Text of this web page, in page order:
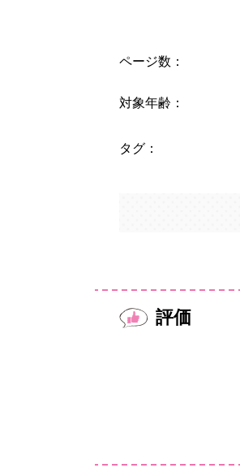
ページ数：
対象年齢：
タグ：
評価